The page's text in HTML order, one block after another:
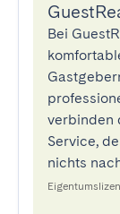
Bei
verbinden
Service,
nichts